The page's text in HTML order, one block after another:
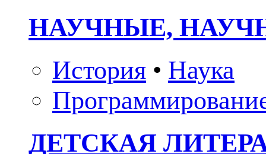
НАУЧНЫЕ,
История • Наука
ДЕТСКАЯ